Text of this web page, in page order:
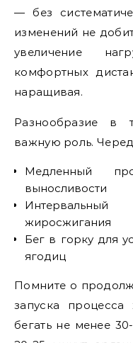
— без
изменений не
увеличение
комфортных
наращивая.
Разнообразие в
важную роль.
Медленный
выносливости
жиросжигания
Бег в горку для
ягодиц
Помните о
запуска
бегать не менее